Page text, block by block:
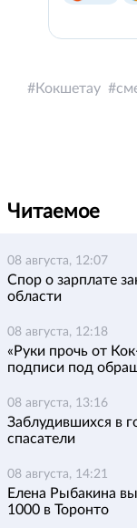
Кокшетау
Читаемое
08 августа, 12:07
Спор о зарплате
области
08 августа, 12:18
«Руки прочь от
подписи под
08 августа, 13:16
Заблудившихся в
спасатели
08 августа, 14:21
Елена Рыбакина
1000 в Торонто